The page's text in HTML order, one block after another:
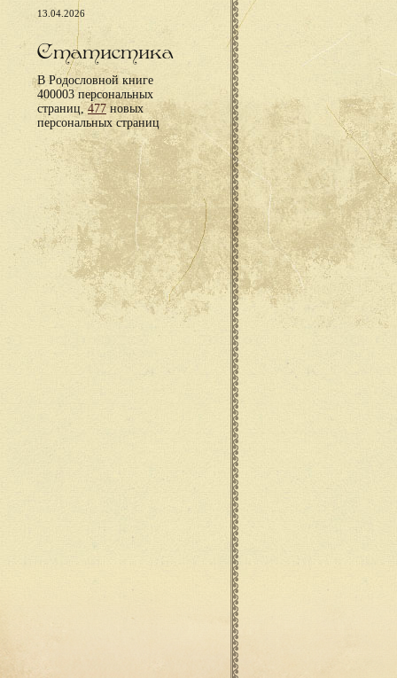
13.04.2026
Статистика
В Родословной книге
400003 персональных
страниц,477новых
персональных страниц